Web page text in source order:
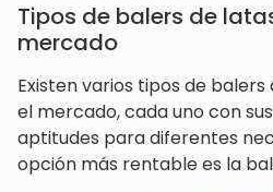
Tipos de balers de
mercado
Existen varios tipos de
el mercado, cada uno con
aptitudes para diferentes
opción más rentable es la